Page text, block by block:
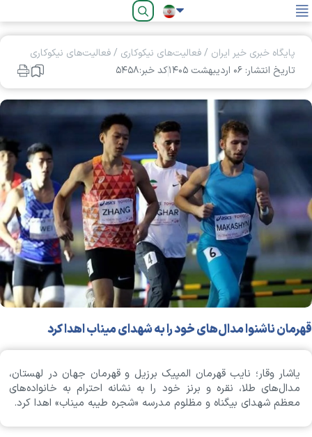
فارسی
پایگاه خبری خیر ایران /فعالیت‌های نیکوکاری /فعالیت‌های نیکوکاری
تاریخ انتشار: ۰۶ ارديبهشت ۱۴۰۵
کد خبر:۵۴۵۸
قهرمان ناشنوا مدال‌های خود را به شهدای میناب اهدا کرد
یاشار وقار؛ نایب قهرمان المپیک برزیل و قهرمان جهان در لهستان،
مدال‌های طلا، نقره و برنز خود را به نشانه احترام به خانواده‌های
معظم شهدای بیگناه و مظلوم مدرسه «شجره طیبه میناب» اهدا کرد.